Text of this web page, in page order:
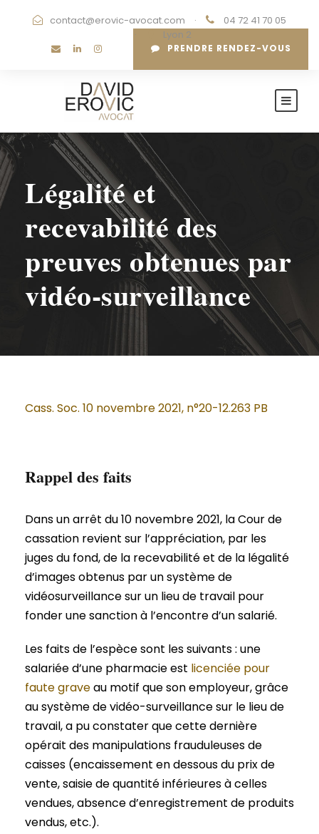
contact@erovic-avocat.com ·
04 72 41 70 05
·
Lyon 2
PRENDRE RENDEZ-VOUS
Légalité et
recevabilité des
preuves obtenues par
vidéo-surveillance
Cass. Soc. 10 novembre 2021, n°20-12.263 PB
Rappel des faits
Dans un arrêt du 10 novembre 2021, la Cour de
cassation revient sur l’appréciation, par les
juges du fond, de la recevabilité et de la légalité
d’images obtenus par un système de
vidéosurveillance sur un lieu de travail pour
fonder une sanction à l’encontre d’un salarié.
Les faits de l’espèce sont les suivants : une
salariée d’une pharmacie est licenciée pour
faute graveau motif que son employeur, grâce
au système de vidéo-surveillance sur le lieu de
travail, a pu constater que cette dernière
opérait des manipulations frauduleuses de
caisses (encaissement en dessous du prix de
vente, saisie de quantité inférieures à celles
vendues, absence d’enregistrement de produits
vendus, etc.).